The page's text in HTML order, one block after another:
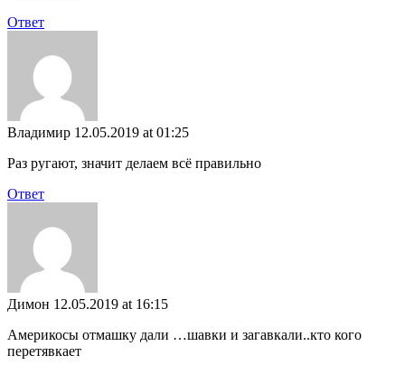
Ответ
Владимир 12.05.2019 at 01:25
Раз ругают, значит делаем всё правильно
Ответ
Димон 12.05.2019 at 16:15
Америкосы отмашку дали …шавки и загавкали..кто кого
перетявкает